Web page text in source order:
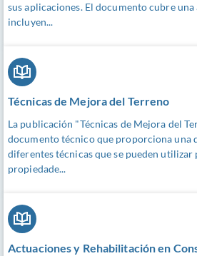
sus aplicaciones. El documento cubre una
incluyen...
Técnicas de Mejora del Terreno
La publicación "Técnicas de Mejora del
documento técnico que proporciona una
diferentes técnicas que se pueden utilizar
propiedade...
Actuaciones y Rehabilitación en